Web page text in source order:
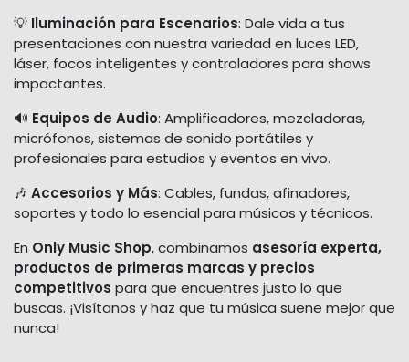
💡 Iluminación para Escenarios: Dale vida a tus
presentaciones con nuestra variedad en luces LED,
láser, focos inteligentes y controladores para shows
impactantes.
🔊 Equipos de Audio: Amplificadores, mezcladoras,
micrófonos, sistemas de sonido portátiles y
profesionales para estudios y eventos en vivo.
🎶 Accesorios y Más: Cables, fundas, afinadores,
soportes y todo lo esencial para músicos y técnicos.
En Only Music Shop, combinamos asesoría experta,
productos de primeras marcas y precios
competitivos para que encuentres justo lo que
buscas. ¡Visítanos y haz que tu música suene mejor que
nunca!